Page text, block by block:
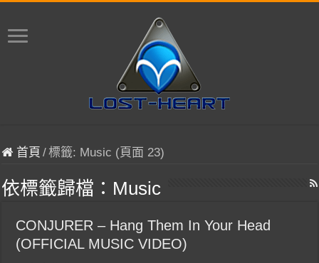
首頁 /標籤: Music (頁面 23)
依標籤歸檔： Music
CONJURER – Hang Them In Your Head
(OFFICIAL MUSIC VIDEO)